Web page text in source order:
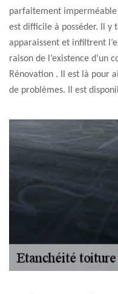
parfaitement
est difficile à posséder. Il y
apparaissent et infiltrent
raison de l’existence d’un
Rénovation . Il est là pour
de problèmes. Il est